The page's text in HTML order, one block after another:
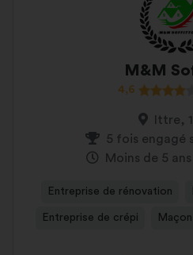
M&M
4,6
Ittre,
5 fois engagé
Moins de 5
Entreprise de rénovation
Entreprise de crépi Maçon